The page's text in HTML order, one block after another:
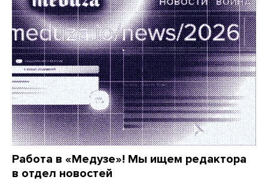
Работа в «Медузе»! Мы ищем редактора
в отдел новостей